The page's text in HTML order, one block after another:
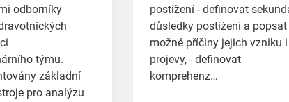
odborníky
týmu.
základní
pro analýzu
postižení - definovat
důsledky postižení a popsat
možné příčiny jejich vzniku i
projevy, - definovat
komprehenz…